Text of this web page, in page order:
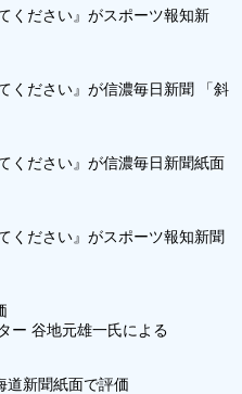
ください』がスポーツ報知新
ください』が信濃毎日新聞 「斜
ください』が信濃毎日新聞紙面
ください』がスポーツ報知新聞
ー 谷地元雄一氏による
道新聞紙面で評価